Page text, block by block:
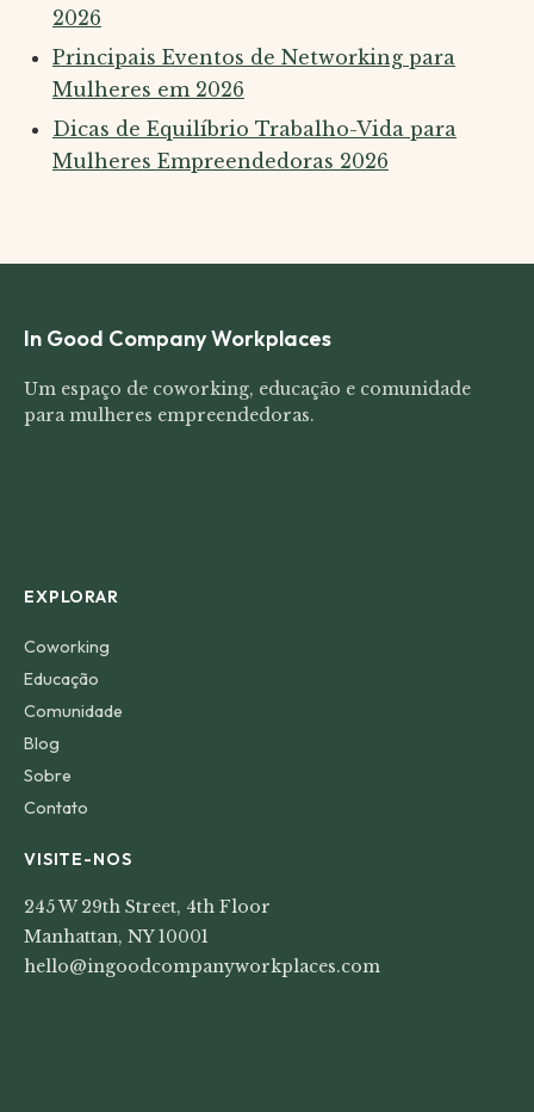
2026
Principais Eventos de Networking para
Mulheres em 2026
Dicas de Equilíbrio Trabalho-Vida para
Mulheres Empreendedoras 2026
In Good Company Workplaces
Um espaço de coworking, educação e comunidade
para mulheres empreendedoras.
EXPLORAR
Coworking
Educação
Comunidade
Blog
Sobre
Contato
VISITE-NOS
245 W 29th Street, 4th Floor
Manhattan, NY 10001
hello@ingoodcompanyworkplaces.com